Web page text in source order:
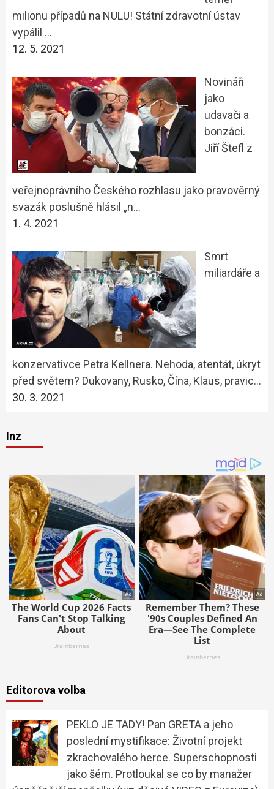
milionu případů na NULU! Státní zdravotní ústav
vypálil …
12. 5. 2021
Novináři
jako
udavači a
bonzáci.
Jiří Štefl z
veřejnoprávního Českého rozhlasu jako pravověrný
svazák poslušně hlásil „n…
1. 4. 2021
Smrt
miliardáře a
konzervativce Petra Kellnera. Nehoda, atentát, úkryt
před světem? Dukovany, Rusko, Čína, Klaus, pravic…
30. 3. 2021
Inz
Editorova volba
PEKLO JE TADY! Pan GRETA a jeho
poslední mystifikace: Životní projekt
zkrachovalého herce. Superschopnosti
jako šém. Protloukal se co by manažer